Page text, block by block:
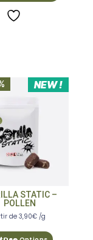
NEW !
STATIC –
POLLEN
de 3,90€ /g